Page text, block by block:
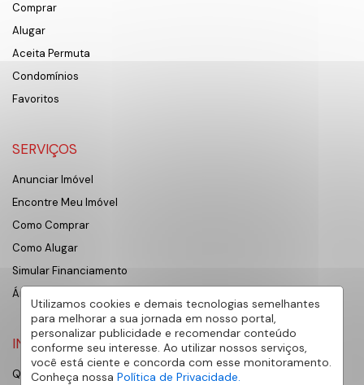
Utilizamos cookies e demais tecnologias semelhantes
para melhorar a sua jornada em nosso portal,
personalizar publicidade e recomendar conteúdo
conforme seu interesse. Ao utilizar nossos serviços,
você está ciente e concorda com esse monitoramento.
Conheça nossa Política de Privacidade.
Comprar
Alugar
Aceita Permuta
Condomínios
Favoritos
SERVIÇOS
Anunciar Imóvel
Encontre Meu Imóvel
Como Comprar
Como Alugar
Simular Financiamento
Área do cliente
INSTITUCIONAL
Quem Somos